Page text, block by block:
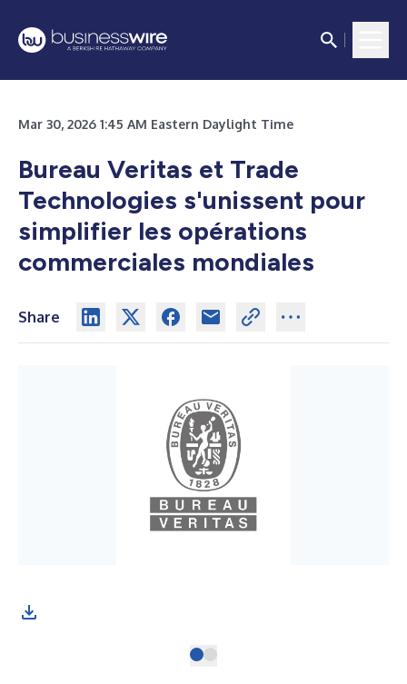
Mar 30, 2026 1:45 AM Eastern Daylight Time
Bureau Veritas et Trade
Technologies s'unissent pour
simplifier les opérations
commerciales mondiales
Share